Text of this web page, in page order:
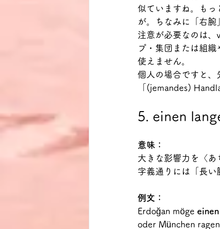
似ていますね。も
が。ちなみに「右
注意が必要なのは
プ・集団または組
使えません。
個人の場合ですと
「(jemandes)
5. einen
意味：
大きな影響力を〈あ
字義通りには「長い
例文：
Erdoğan möge
oder München